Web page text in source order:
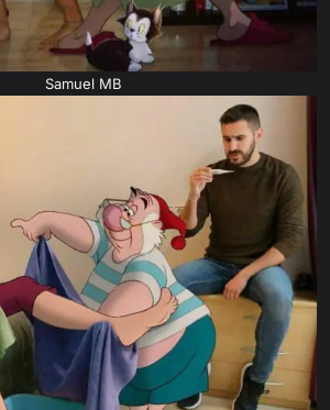
Samuel MB